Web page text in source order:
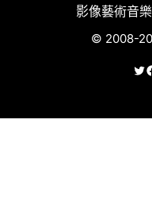
影像藝術音
© 2008-
X